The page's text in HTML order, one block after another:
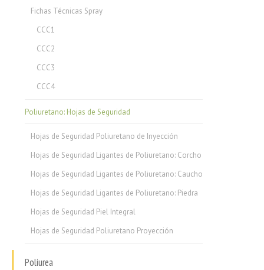
Fichas Técnicas Spray
CCC1
CCC2
CCC3
CCC4
Poliuretano: Hojas de Seguridad
Hojas de Seguridad Poliuretano de Inyección
Hojas de Seguridad Ligantes de Poliuretano: Corcho
Hojas de Seguridad Ligantes de Poliuretano: Caucho
Hojas de Seguridad Ligantes de Poliuretano: Piedra
Hojas de Seguridad Piel Integral
Hojas de Seguridad Poliuretano Proyección
Poliurea